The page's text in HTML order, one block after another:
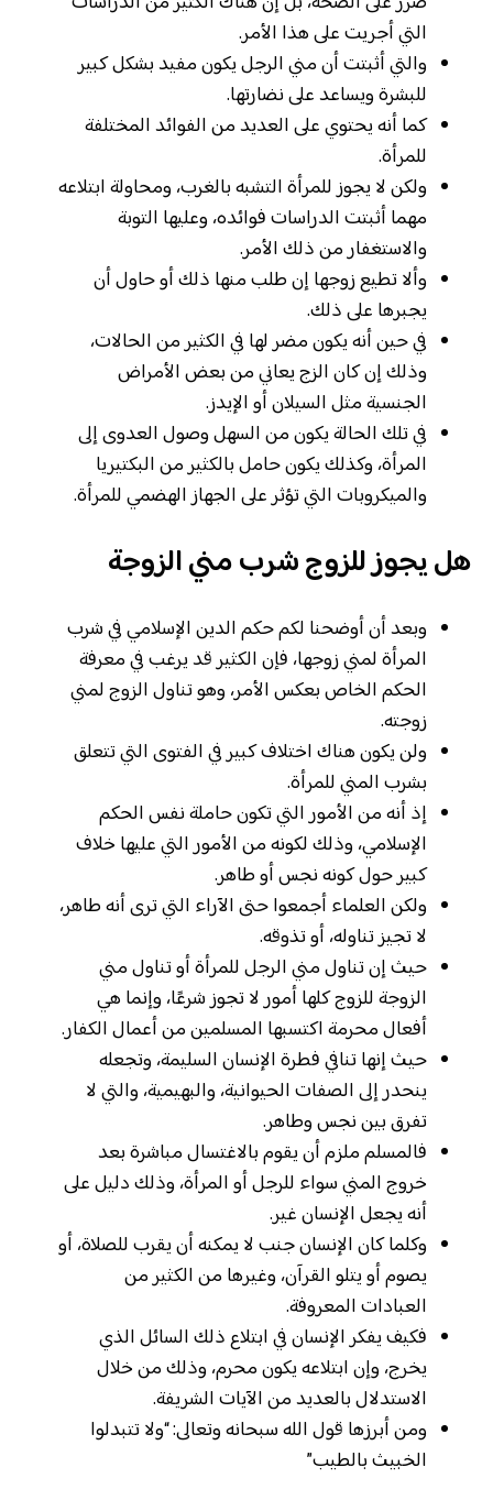
التي أجريت على هذا الأمر.
والتي أثبتت أن مني الرجل يكون مفيد بشكل كبير
للبشرة ويساعد على نضارتها.
كما أنه يحتوي على العديد من الفوائد المختلفة
للمرأة.
ولكن لا يجوز للمرأة التشبه بالغرب، ومحاولة ابتلاعه
مهما أثبتت الدراسات فوائده، وعليها التوبة
والاستغفار من ذلك الأمر.
وألا تطيع زوجها إن طلب منها ذلك أو حاول أن
يجبرها على ذلك.
في حين أنه يكون مضر لها في الكثير من الحالات،
وذلك إن كان الزج يعاني من بعض الأمراض
الجنسية مثل السيلان أو الإيدز.
في تلك الحالة يكون من السهل وصول العدوى إلى
المرأة، وكذلك يكون حامل بالكثير من البكتيريا
والميكروبات التي تؤثر على الجهاز الهضمي للمرأة.
هل يجوز للزوج شرب مني الزوجة
وبعد أن أوضحنا لكم حكم الدين الإسلامي في شرب
المرأة لمني زوجها، فإن الكثير قد يرغب في معرفة
الحكم الخاص بعكس الأمر، وهو تناول الزوج لمني
زوجته.
ولن يكون هناك اختلاف كبير في الفتوى التي تتعلق
بشرب المني للمرأة.
إذ أنه من الأمور التي تكون حاملة نفس الحكم
الإسلامي، وذلك لكونه من الأمور التي عليها خلاف
كبير حول كونه نجس أو طاهر.
ولكن العلماء أجمعوا حتى الآراء التي ترى أنه طاهر،
لا تجيز تناوله، أو تذوقه.
حيث إن تناول مني الرجل للمرأة أو تناول مني
الزوجة للزوج كلها أمور لا تجوز شرعًا، وإنما هي
أفعال محرمة اكتسبها المسلمين من أعمال الكفار.
حيث إنها تنافي فطرة الإنسان السليمة، وتجعله
ينحدر إلى الصفات الحيوانية، والبهيمية، والتي لا
تفرق بين نجس وطاهر.
فالمسلم ملزم أن يقوم بالاغتسال مباشرة بعد
خروج المني سواء للرجل أو المرأة، وذلك دليل على
أنه يجعل الإنسان غير.
وكلما كان الإنسان جنب لا يمكنه أن يقرب للصلاة، أو
يصوم أو يتلو القرآن، وغيرها من الكثير من
العبادات المعروفة.
فكيف يفكر الإنسان في ابتلاع ذلك السائل الذي
يخرج، وإن ابتلاعه يكون محرم، وذلك من خلال
الاستدلال بالعديد من الآيات الشريفة.
ومن أبرزها قول الله سبحانه وتعالى: “ولا تتبدلوا
الخبيث بالطيب”